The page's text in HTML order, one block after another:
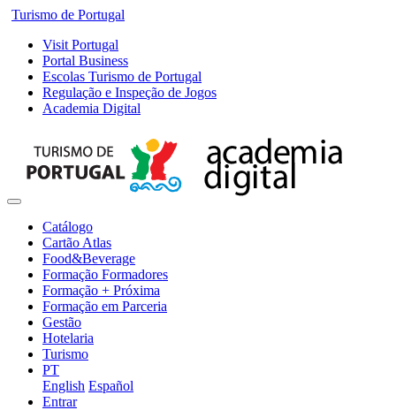
Turismo de Portugal
Visit Portugal
Portal Business
Escolas Turismo de Portugal
Regulação e Inspeção de Jogos
Academia Digital
Catálogo
Cartão Atlas
Food&Beverage
Formação Formadores
Formação + Próxima
Formação em Parceria
Gestão
Hotelaria
Turismo
PT
English Español
Entrar